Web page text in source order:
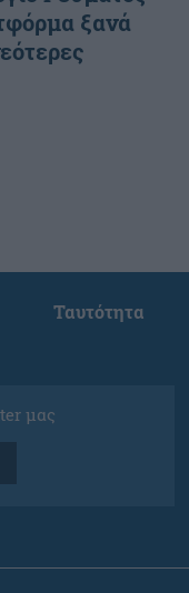
ξανά
Ταυτότητα
μας